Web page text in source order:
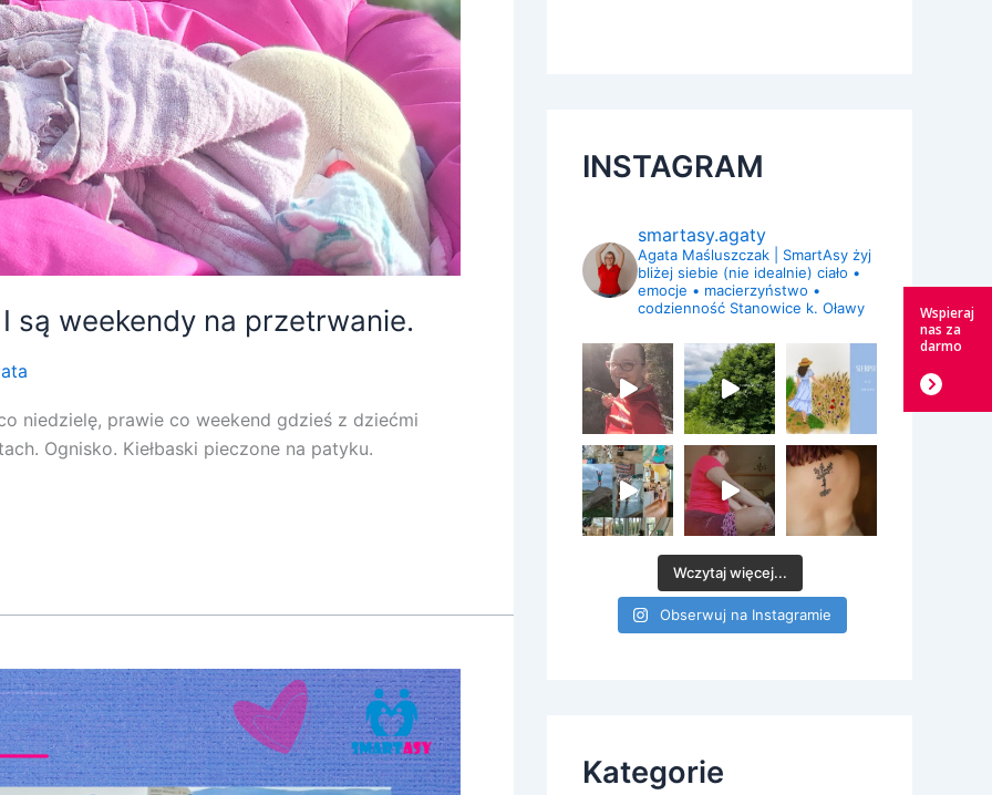
są weekendy na przetrwanie.
niedzielę, prawie co weekend gdzieś z dziećmi
Ognisko. Kiełbaski pieczone na patyku.
INSTAGRAM
smartasy.agaty
Agata Maśluszczak | SmartAsy żyj
bliżej siebie (nie idealnie) ciało •
emocje • macierzyństwo •
codzienność Stanowice k. Oławy
Wczytaj więcej...
Obserwuj na Instagramie
Kategorie
Wspieraj
nas za
darmo